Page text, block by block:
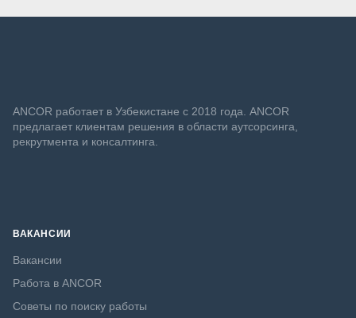
ANСOR работает в Узбекистане с 2018 года. ANCOR
предлагает клиентам решения в области аутсорсинга,
рекрутмента и консалтинга.
ВАКАНСИИ
Вакансии
Работа в ANCOR
Советы по поиску работы